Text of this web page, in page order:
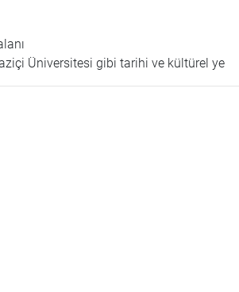
Üniversitesi gibi tarihi ve kültürel ye